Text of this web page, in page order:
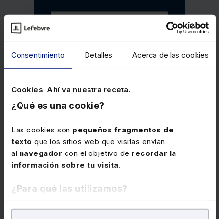
Consentimiento Detalles Acerca de las cookies
Cookies! Ahí va nuestra receta.
¿Qué es una cookie?
Las cookies son pequeños fragmentos de
texto que los sitios web que visitas envían
al navegador con el objetivo de recordar la
información sobre tu visita.
¿Para qué las utilizamos?
En Lefebvre utilizamos las cookies confines
Memento Fiscal 2026
Obra esencial que reúne en un único volumen el